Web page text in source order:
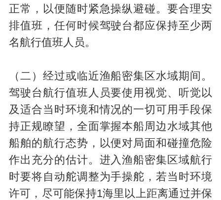
正常，以便随时紧急操纵避碰。要合理安
排值班，任何时候驾驶台都应保持至少两
名航行值班人员。
（二）经过或临近渔船密集区水域期间。
驾驶台航行值班人员要使用视觉、听觉以
及适合当时环境和情况的一切可用手段保
持正规瞭望，全面掌握本船周边水域其他
船舶的航行态势，以便对局面和碰撞危险
作出充分的估计。进入渔船密集区域航行
时要将自动舵调整为手操舵，若当时环境
许可，尽可能保持1海里以上距离通过并保